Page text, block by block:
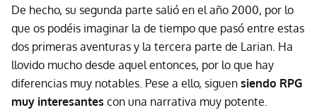
De hecho, su segunda parte salió en el año 2000, por lo
que os podéis imaginar la de tiempo que pasó entre estas
dos primeras aventuras y la tercera parte de Larian. Ha
llovido mucho desde aquel entonces, por lo que hay
diferencias muy notables. Pese a ello, siguen siendo RPG
muy interesantes con una narrativa muy potente.